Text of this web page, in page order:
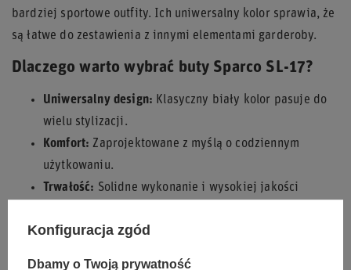
bardziej sportowe outfity. Ich uniwersalny kolor sprawia, że
są łatwe do zestawienia z innymi elementami garderoby.
Dlaczego warto wybrać buty Sparco SL-17?
Uniwersalny design: Klasyczny biały kolor pasuje do
wielu stylizacji.
Komfort: Zaprojektowane z myślą o codziennym
użytkowaniu.
Trwałość: Solidne wykonanie i wysokiej jakości
Marka z historią:Dziedzictwo Sparco w sportach
Konfiguracja zgód
Dbamy o Twoją prywatność